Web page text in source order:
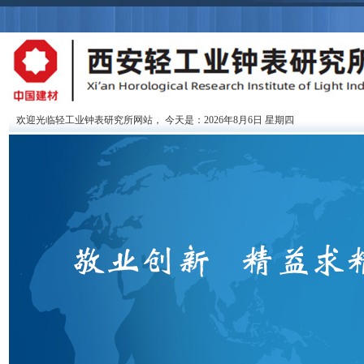
欢迎光临轻工业钟表研究所网站， 今天是：2026年8月6日 星期四